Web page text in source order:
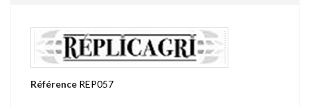
Référence REP057